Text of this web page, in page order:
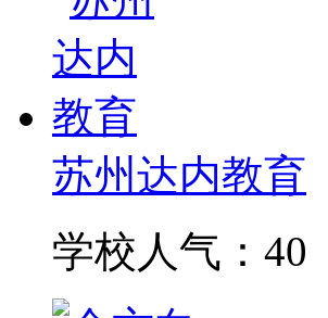
苏州达内教育
学校人气：40